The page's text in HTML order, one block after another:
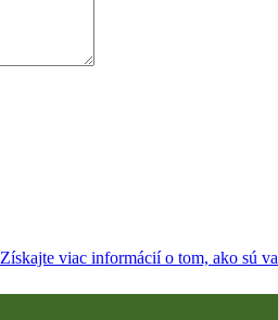
Získajte viac informácií o tom, ako sú